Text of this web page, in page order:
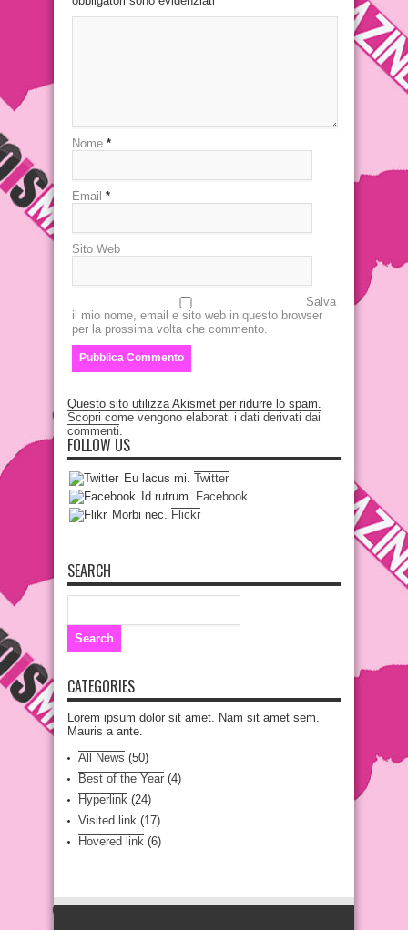
Nome *
Email *
Sito Web
Salva
il mio nome, email e sito web in questo browser
per la prossima volta che commento.
Questo sito utilizza Akismet per ridurre lo spam.
Scopri come vengono elaborati i dati derivati dai
commenti
FOLLOW US
Eu lacus mi. Twitter
Id rutrum.
Facebook
Morbi nec.
Flickr
SEARCH
CATEGORIES
Lorem ipsum dolor sit amet. Nam sit amet sem.
Mauris a ante.
All News (50)
Best of the Year (4)
Hyperlink (24)
Visited link (17)
Hovered link (6)